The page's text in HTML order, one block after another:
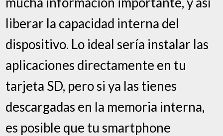
liberar la capacidad interna del
dispositivo. Lo ideal sería instalar las
aplicaciones directamente en tu
tarjeta SD, pero si ya las tienes
descargadas en la memoria interna,
es posible que tu smartphone